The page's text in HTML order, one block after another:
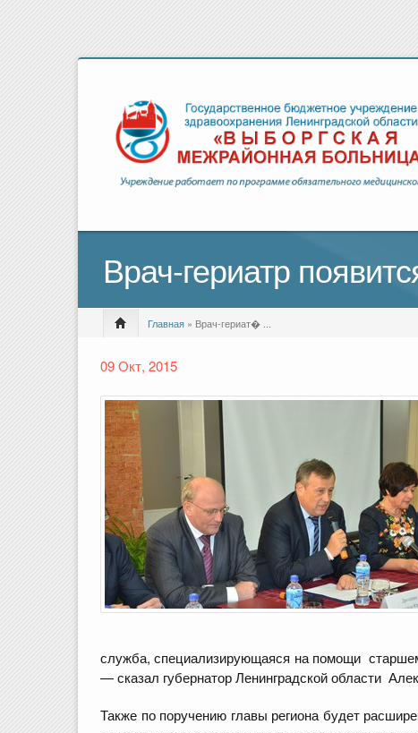
Врач-гериатр
Главная » Врач-гериат� ...
09 Окт, 2015
служба, специализирующаяся на помощи
— сказал губернатор Ленинградской области
Также по поручению главы региона будет